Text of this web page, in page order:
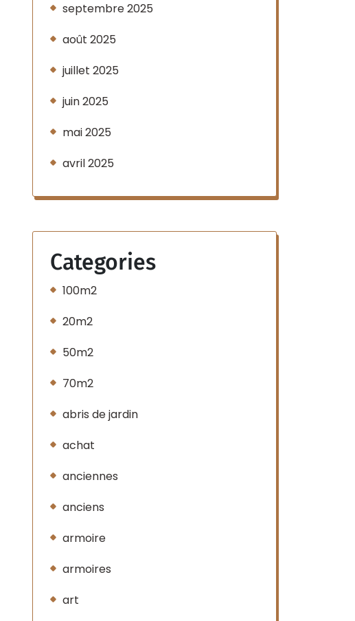
septembre 2025
août 2025
juillet 2025
juin 2025
mai 2025
avril 2025
Categories
100m2
20m2
50m2
70m2
abris de jardin
achat
anciennes
anciens
armoire
armoires
art